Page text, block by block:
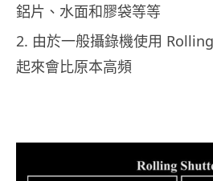
鋁片、水面和膠袋等等
2. 由於一般攝錄機使用
起來會比原本高頻